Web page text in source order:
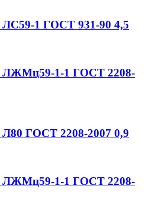
ЛС59-1 ГОСТ 931-90 4,5
ЛЖМц59-1-1 ГОСТ 2208-
Л80 ГОСТ 2208-2007 0,9
ЛЖМц59-1-1 ГОСТ 2208-